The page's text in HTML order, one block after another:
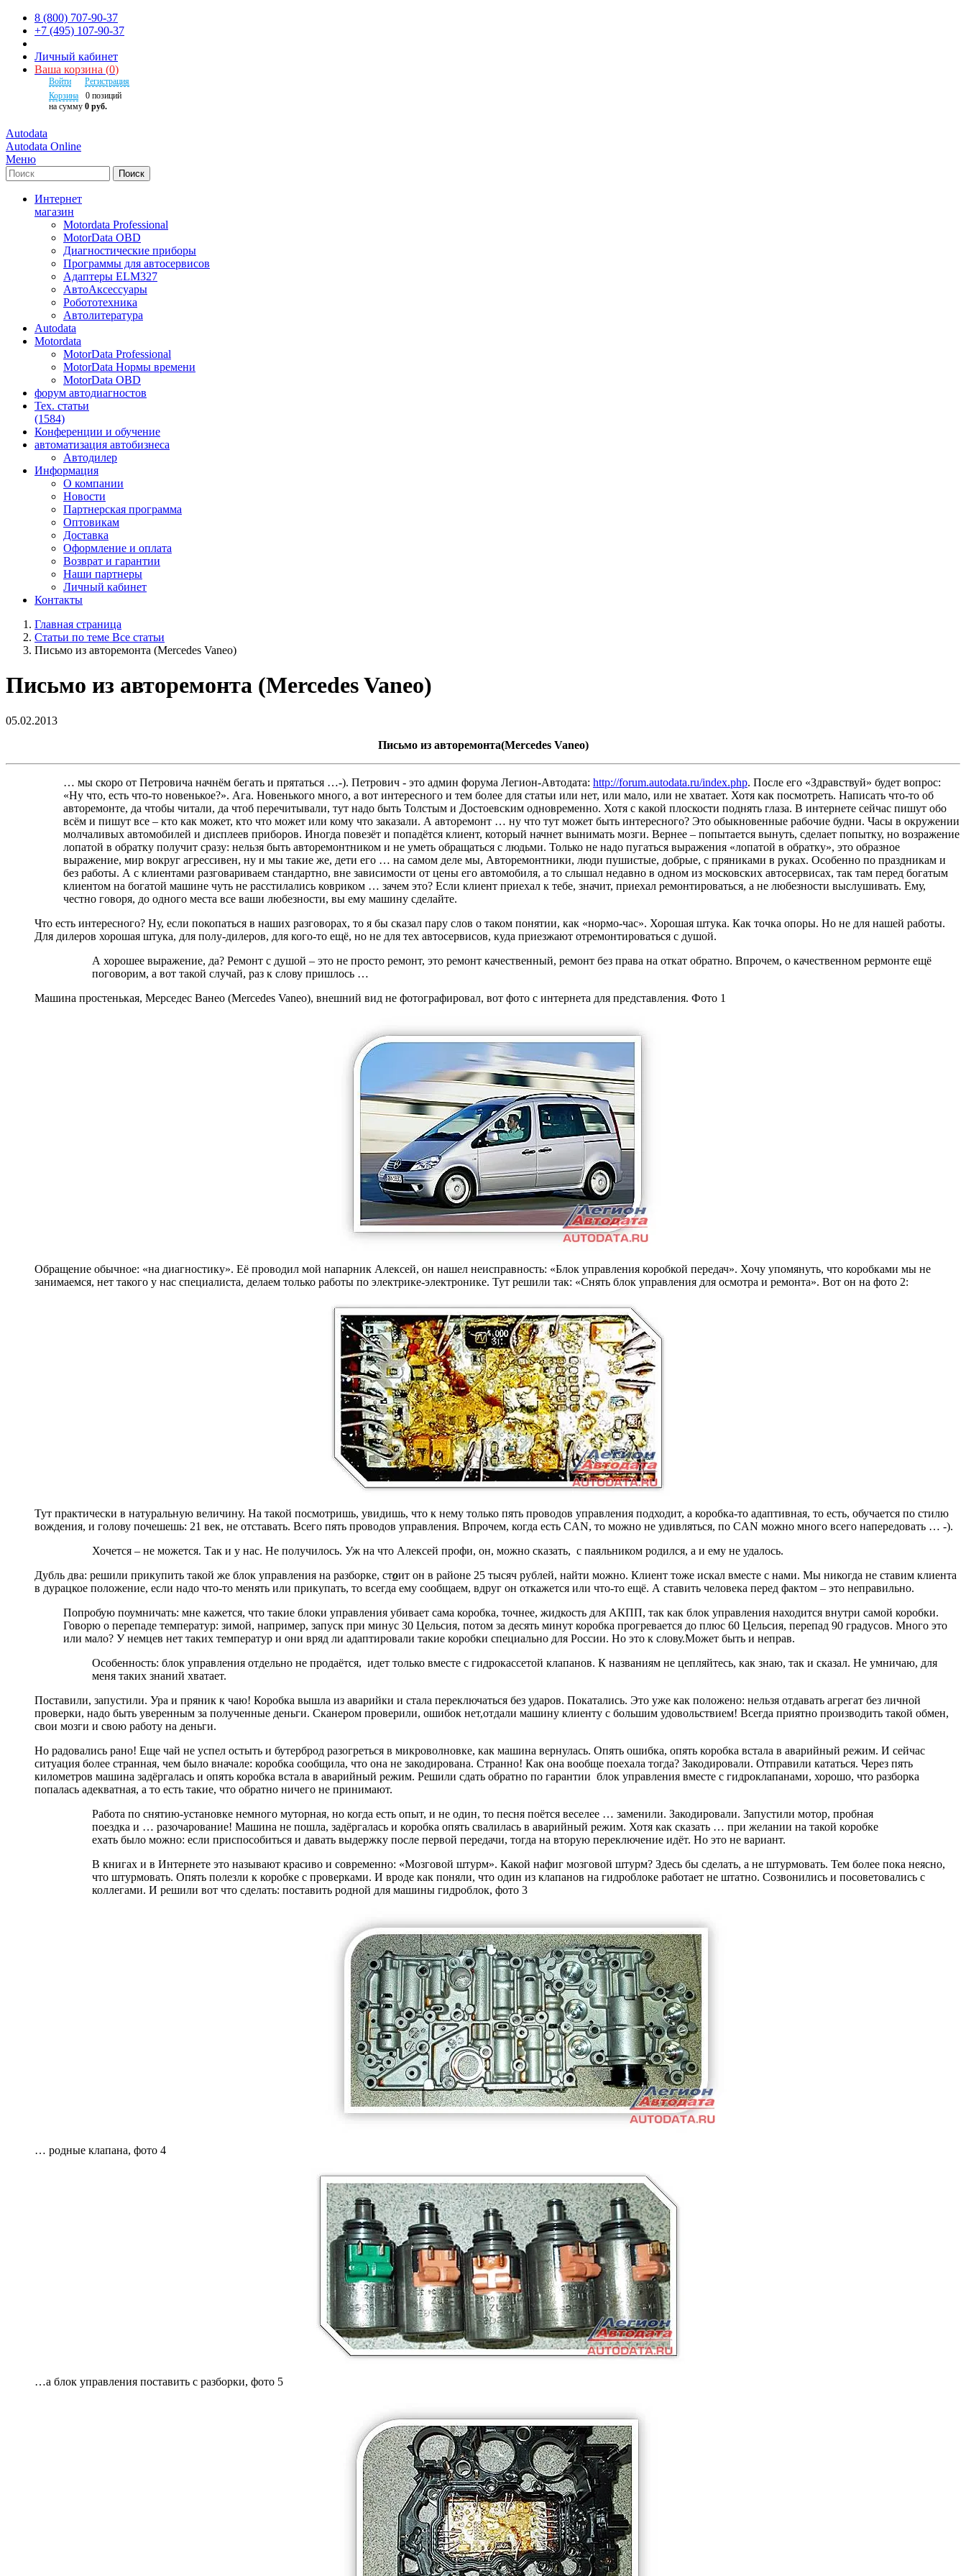
8 (800) 707-90-37
+7 (495) 107-90-37
Личный кабинет
Ваша корзина (0)
Войти
Регистрация
Корзина
0 позиций
на сумму 0 руб.
Autodata
Autodata Online
Меню
Поиск
Интернет
магазин
Motordata Professional
MotorData OBD
Диагностические приборы
Программы для автосервисов
Адаптеры ELM327
АвтоАксессуары
Робототехника
Автолитература
Autodata
Motordata
MotorData Professional
MotorData Нормы времени
MotorData OBD
форум автодиагностов
Тех. статьи
(1584)
Конференции и обучение
автоматизация автобизнеса
Автодилер
Информация
О компании
Новости
Партнерская программа
Оптовикам
Доставка
Оформление и оплата
Возврат и гарантии
Наши партнеры
Личный кабинет
Контакты
Главная страница
Статьи по теме Все статьи
Письмо из авторемонта (Mercedes Vaneo)
Письмо из авторемонта (Mercedes Vaneo)
05.02.2013
Письмо из авторемонта(Mercedes Vaneo)
… мы скоро от Петровича начнём бегать и прятаться …-). Петрович - это админ форума Легион-Автодата: http://forum.autodata.ru/index.php. После его «Здравствуй» будет вопрос:
«Ну что, есть что-то новенькое?». Ага. Новенького много, а вот интересного и тем более для статьи или нет, или мало, или не хватает. Хотя как посмотреть. Написать что-то об
авторемонте, да чтобы читали, да чтоб перечитывали, тут надо быть Толстым и Достоевским одновременно. Хотя с какой плоскости поднять глаза. В интернете сейчас пишут обо
всём и пишут все – кто как может, кто что может или кому что заказали. А авторемонт … ну что тут может быть интересного? Это обыкновенные рабочие будни. Часы в окружении
молчаливых автомобилей и дисплеев приборов. Иногда повезёт и попадётся клиент, который начнет вынимать мозги. Вернее – попытается вынуть, сделает попытку, но возражение
лопатой в обратку получит сразу: нельзя быть авторемонтником и не уметь обращаться с людьми. Только не надо пугаться выражения «лопатой в обратку», это образное
выражение, мир вокруг агрессивен, ну и мы такие же, дети его … на самом деле мы, Авторемонтники, люди пушистые, добрые, с пряниками в руках. Особенно по праздникам и
без работы. А с клиентами разговариваем стандартно, вне зависимости от цены его автомобиля, а то слышал недавно в одном из московских автосервисах, так там перед богатым
клиентом на богатой машине чуть не расстилались ковриком … зачем это? Если клиент приехал к тебе, значит, приехал ремонтироваться, а не любезности выслушивать. Ему,
честно говоря, до одного места все ваши любезности, вы ему машину сделайте.
Что есть интересного? Ну, если покопаться в наших разговорах, то я бы сказал пару слов о таком понятии, как «нормо-час». Хорошая штука. Как точка опоры. Но не для нашей работы.
Для дилеров хорошая штука, для полу-дилеров, для кого-то ещё, но не для тех автосервисов, куда приезжают отремонтироваться с душой.
А хорошее выражение, да? Ремонт с душой – это не просто ремонт, это ремонт качественный, ремонт без права на откат обратно. Впрочем, о качественном рермонте ещё
поговорим, а вот такой случай, раз к слову пришлось …
Машина простенькая, Мерседес Ванео (Mercedes Vaneo), внешний вид не фотографировал, вот фото с интернета для представления. Фото 1
Обращение обычное: «на диагностику». Её проводил мой напарник Алексей, он нашел неисправность: «Блок управления коробкой передач». Хочу упомянуть, что коробками мы не
занимаемся, нет такого у нас специалиста, делаем только работы по электрике-электронике. Тут решили так: «Снять блок управления для осмотра и ремонта». Вот он на фото 2:
Тут практически в натуральную величину. На такой посмотришь, увидишь, что к нему только пять проводов управления подходит, а коробка-то адаптивная, то есть, обучается по стилю
вождения, и голову почешешь: 21 век, не отставать. Всего пять проводов управления. Впрочем, когда есть CAN, то можно не удивляться, по CAN можно много всего напередовать … -).
Хочется – не можется. Так и у нас. Не получилось. Уж на что Алексей профи, он, можно сказать, с паяльником родился, а и ему не удалось.
Дубль два: решили прикупить такой же блок управления на разборке, стоит он в районе 25 тысяч рублей, найти можно. Клиент тоже искал вместе с нами. Мы никогда не ставим клиента
в дурацкое положение, если надо что-то менять или прикупать, то всегда ему сообщаем, вдруг он откажется или что-то ещё. А ставить человека перед фактом – это неправильно.
Попробую поумничать: мне кажется, что такие блоки управления убивает сама коробка, точнее, жидкость для АКПП, так как блок управления находится внутри самой коробки.
Говорю о перепаде температур: зимой, например, запуск при минус 30 Цельсия, потом за десять минут коробка прогревается до плюс 60 Цельсия, перепад 90 градусов. Много это
или мало? У немцев нет таких температур и они вряд ли адаптировали такие коробки специально для России. Но это к слову.Может быть и неправ.
Особенность: блок управления отдельно не продаётся, идет только вместе с гидрокассетой клапанов. К названиям не цепляйтесь, как знаю, так и сказал. Не умничаю, для
меня таких знаний хватает.
Поставили, запустили. Ура и пряник к чаю! Коробка вышла из аварийки и стала переключаться без ударов. Покатались. Это уже как положено: нельзя отдавать агрегат без личной
проверки, надо быть уверенным за полученные деньги. Сканером проверили, ошибок нет,отдали машину клиенту с большим удовольствием! Всегда приятно производить такой обмен,
свои мозги и свою работу на деньги.
Но радовались рано! Еще чай не успел остыть и бутерброд разогреться в микроволновке, как машина вернулась. Опять ошибка, опять коробка встала в аварийный режим. И сейчас
ситуация более странная, чем было вначале: коробка сообщила, что она не закодирована. Странно! Как она вообще поехала тогда? Закодировали. Отправили кататься. Через пять
километров машина задёргалась и опять коробка встала в аварийный режим. Решили сдать обратно по гарантии блок управления вместе с гидроклапанами, хорошо, что разборка
попалась адекватная, а то есть такие, что обратно ничего не принимают.
Работа по снятию-установке немного муторная, но когда есть опыт, и не один, то песня поётся веселее … заменили. Закодировали. Запустили мотор, пробная
поездка и … разочарование! Машина не пошла, задёргалась и коробка опять свалилась в аварийный режим. Хотя как сказать … при желании на такой коробке
ехать было можно: если приспособиться и давать выдержку после первой передачи, тогда на вторую переключение идёт. Но это не вариант.
В книгах и в Интернете это называют красиво и современно: «Мозговой штурм». Какой нафиг мозговой штурм? Здесь бы сделать, а не штурмовать. Тем более пока неясно,
что штурмовать. Опять полезли к коробке с проверками. И вроде как поняли, что один из клапанов на гидроблоке работает не штатно. Созвонились и посоветовались с
коллегами. И решили вот что сделать: поставить родной для машины гидроблок, фото 3
… родные клапана, фото 4
…а блок управления поставить с разборки, фото 5